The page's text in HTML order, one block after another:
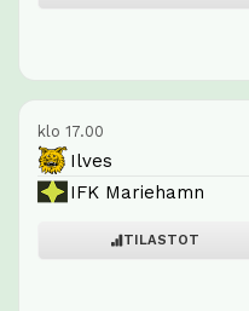
klo 17.00
Ilves
IFK Mariehamn
TILASTOT